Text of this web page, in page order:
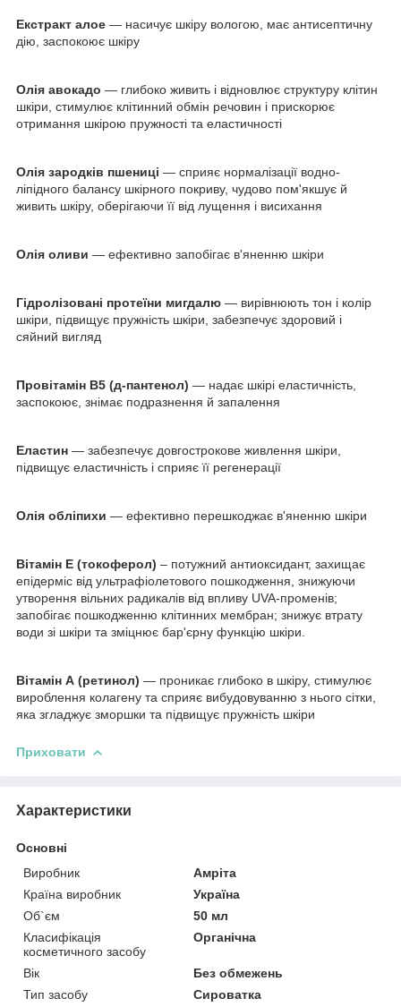
Екстракт алое — насичує шкіру вологою, має антисептичну
дію, заспокоює шкіру
Олія авокадо — глибоко живить і відновлює структуру клітин
шкіри, стимулює клітинний обмін речовин і прискорює
отримання шкірою пружності та еластичності
Олія зародків пшениці — сприяє нормалізації водно-
ліпідного балансу шкірного покриву, чудово пом'якшує й
живить шкіру, оберігаючи її від лущення і висихання
Олія оливи — ефективно запобігає в'яненню шкіри
Гідролізовані протеїни мигдалю — вирівнюють тон і колір
шкіри, підвищує пружність шкіри, забезпечує здоровий і
сяйний вигляд
Провітамін В5 (д-пантенол) — надає шкірі еластичність,
заспокоює, знімає подразнення й запалення
Еластин — забезпечує довгострокове живлення шкіри,
підвищує еластичність і сприяє її регенерації
Олія обліпихи — ефективно перешкоджає в'яненню шкіри
Вітамін Е (токоферол) – потужний антиоксидант, захищає
епідерміс від ультрафіолетового пошкодження, знижуючи
утворення вільних радикалів від впливу UVA-променів;
запобігає пошкодженню клітинних мембран; знижує втрату
води зі шкіри та зміцнює бар'єрну функцію шкіри.
Вітамін А (ретинол) — проникає глибоко в шкіру, стимулює
вироблення колагену та сприяє вибудовуванню з нього сітки,
яка згладжує зморшки та підвищує пружність шкіри
Приховати
Характеристики
Основні
Виробник
Амріта
Країна виробник
Україна
Об`єм
50 мл
Класифікація
косметичного засобу
Органічна
Вік
Без обмежень
Тип засобу
Сироватка